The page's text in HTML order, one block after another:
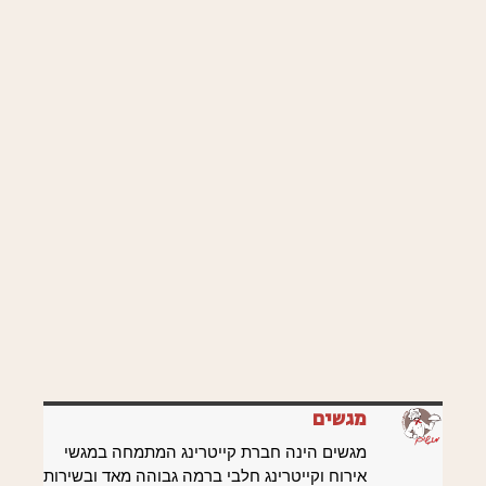
מגשים
מגשים הינה חברת קייטרינג המתמחה במגשי
אירוח וקייטרינג חלבי ברמה גבוהה מאד ובשירות